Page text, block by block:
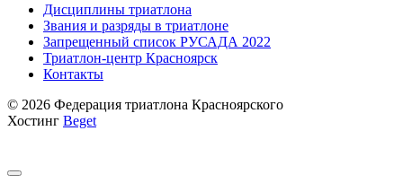
Дисциплины триатлона
Звания и разряды в триатлоне
Запрещенный список РУСАДА 2022
Триатлон-центр Красноярск
Контакты
© 2026 Федерация триатлона Красноярского
Хостинг Beget